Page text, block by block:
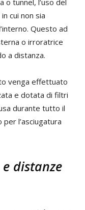
cui non sia
Questo ad
o irroratrice
a distanza.
venga effettuato
e dotata di filtri
durante tutto il
l’asciugatura
distanze